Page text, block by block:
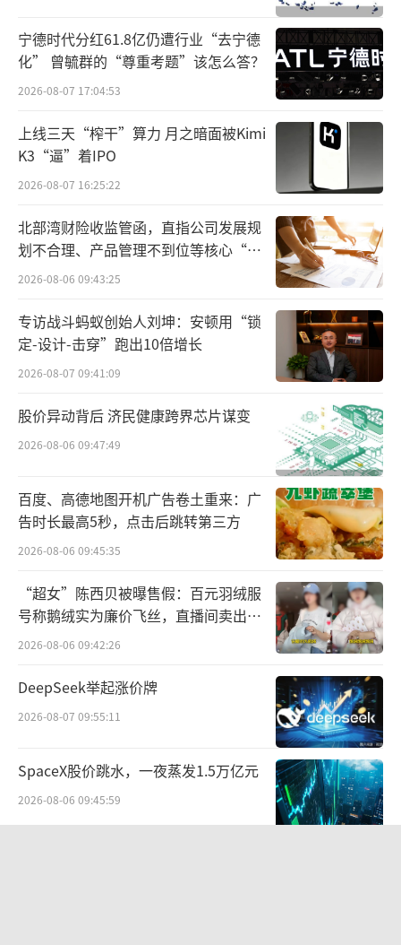
民航业内人士分析，“忙”和“降价”之
间看似矛盾，实际上有内在联系。正是因为航
期仍有不少座位没有售出，因此临时调价促
销，能卖一张是一张。
节假日调整运力投放、增加航班量是航空
公司的惯例。几天前，南航宣布五一期间上海
浦东至长沙、汕头、武汉等航线临时加班，并
计划在上海至广州、深圳、乌鲁木齐、北京等
航线上投放宽体机。
飞常准数据显示，五一假期，国内41家客
运航空公司预计执飞航班77327班，日均1.55万
班。其中东航航班量预计达12322班，排名第
一。南航、国航以11982班、8544班排名第
二、第三位。在41家航空公司中，有34家航空
公司航班量预计同比实现增长，其中华夏航空
增幅45.77%，增幅最大；有39家航空公司预计
相比2019年实现增长，其中成都航空预计增长
1.11倍，增幅最大。
宁德时代分红61.8亿仍遭行业“去宁德
化” 曾毓群的“尊重考题”该怎么答？
2026-08-07 17:04:53
上线三天“榨干”算力 月之暗面被Kimi
K3“逼”着IPO
2026-08-07 16:25:22
北部湾财险收监管函，直指公司发展规
划不合理、产品管理不到位等核心“痛
点”
2026-08-06 09:43:25
专访战斗蚂蚁创始人刘坤：安顿用“锁
定-设计-击穿”跑出10倍增长
2026-08-07 09:41:09
股价异动背后 济民健康跨界芯片谋变
2026-08-06 09:47:49
百度、高德地图开机广告卷土重来：广
告时长最高5秒，点击后跳转第三方
2026-08-06 09:45:35
“超女”陈西贝被曝售假：百元羽绒服
号称鹅绒实为廉价飞丝，直播间卖出超
百万元
2026-08-06 09:42:26
DeepSeek举起涨价牌
2026-08-07 09:55:11
SpaceX股价跳水，一夜蒸发1.5万亿元
2026-08-06 09:45:59